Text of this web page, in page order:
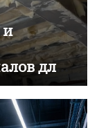
и
для